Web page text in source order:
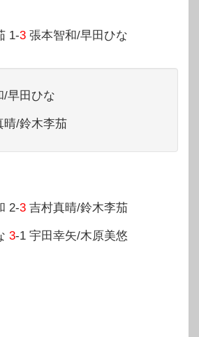
1-3 張本智和/早田ひな
/早田ひな
晴/鈴木李茄
2-3 吉村真晴/鈴木李茄
3-1 宇田幸矢/木原美悠